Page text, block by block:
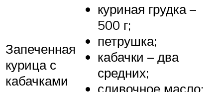
Запеченная
курица с
кабачками
куриная грудка –
500 г;
петрушка;
кабачки – два
средних;
сливочное масло;